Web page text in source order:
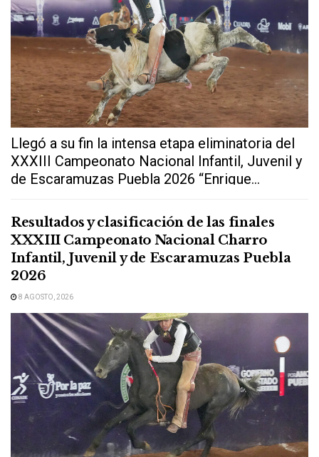
Llegó a su fin la intensa etapa eliminatoria del
XXXIII Campeonato Nacional Infantil, Juvenil y
de Escaramuzas Puebla 2026 “Enrique...
Resultados y clasificación de las finales
XXXIII Campeonato Nacional Charro
Infantil, Juvenil y de Escaramuzas Puebla
2026
8 AGOSTO, 2026